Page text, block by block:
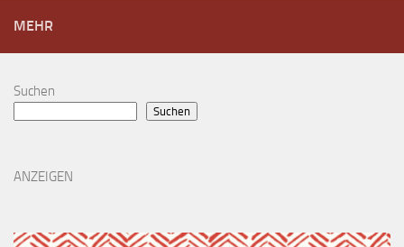
MEHR
Suchen
Suchen
ANZEIGEN